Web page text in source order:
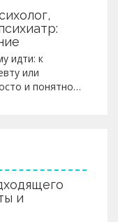
поможет.
идти: к
или
и понятно
реальными
как
После
выборе и
нужен
и